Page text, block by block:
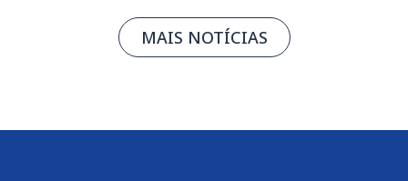
MAIS NOTÍCIAS